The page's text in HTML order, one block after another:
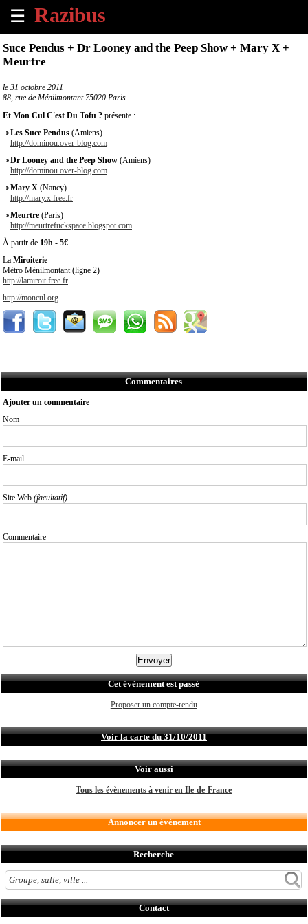
☰
×
Accueil
Tous
les
à
venir
un
évènement
Contact
À
propos
Suce Pendus + Dr Looney and the Peep Show + Mary X +
Meurtre
le 31 octobre 2011
88, rue de Ménilmontant 75020 Paris
Et Mon Cul C'est Du Tofu ? présente :
Les Suce Pendus (Amiens)
http://dominou.over-blog.com
Dr Looney and the Peep Show (Amiens)
http://dominou.over-blog.com
Mary X (Nancy)
http://mary.x.free.fr
Meurtre (Paris)
http://meurtrefuckspace.blogspot.com
À partir de 19h - 5€
La Miroiterie
Métro Ménilmontant (ligne 2)
http://lamiroit.free.fr
http://moncul.org
Commentaires
Ajouter un commentaire
Nom
E-mail
Site Web (facultatif)
Commentaire
Cet évènement est passé
Proposer un compte-rendu
Voir la carte du 31/10/2011
Voir aussi
Tous les évènements à venir en Ile-de-France
Annoncer un évènement
Recherche
Contact